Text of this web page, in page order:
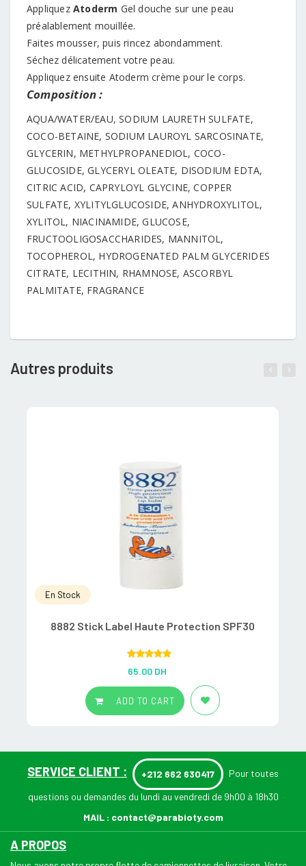
Appliquez Atoderm Gel douche sur une peau
préalablement mouillée.
Faites mousser, puis rincez abondamment.
Séchez délicatement votre peau.
Appliquez ensuite Atoderm crème pour le corps.
Composition :
AQUA/WATER/EAU, SODIUM LAURETH SULFATE,
COCO-BETAINE, SODIUM LAUROYL SARCOSINATE,
GLYCERIN, METHYLPROPANEDIOL, COCO-
GLUCOSIDE, GLYCERYL OLEATE, DISODIUM EDTA,
CITRIC ACID, CAPRYLOYL GLYCINE, COPPER
SULFATE, XYLITYLGLUCOSIDE, ANHYDROXYLITOL,
XYLITOL, NIACINAMIDE, GLUCOSE,
FRUCTOOLIGOSACCHARIDES, MANNITOL,
TOCOPHEROL, HYDROGENATED PALM GLYCERIDES
CITRATE, LECITHIN, RHAMNOSE, ASCORBYL
PALMITATE, FRAGRANCE
Autres produits
En Stock
8882 Stick Label Haute Protection SPF30
out of 5
65.00 DH
ADD TO CART
SERVICE CLIENT : +212 662 630417 Pour toutes
questions ou demandes du lundi au vendredi de 9h00 à 18h30
MAIL : contact@parabioty.com
A PROPOS